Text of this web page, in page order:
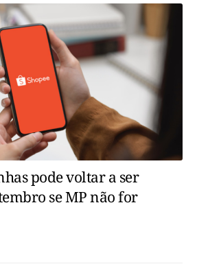
pode voltar a ser
se MP não for